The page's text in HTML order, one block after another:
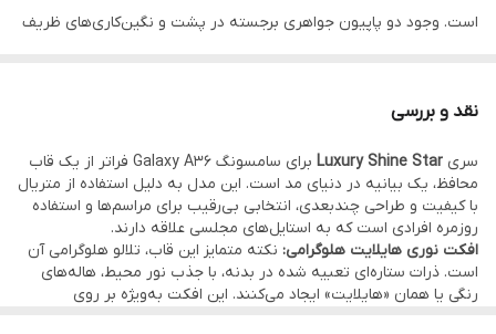
است. وجود دو پاپیون جواهری برجسته در پشت و نگین‌کاری‌های ظریف
پی
نقد و بررسی
سری Luxury Shine Star
برای سامسونگ Galaxy A36 فراتر از یک قاب
محافظ، یک بیانیه در دنیای مد است. این مدل به دلیل استفاده از متریال
با کیفیت و طراحی چندبعدی، انتخابی بی‌رقیب برای مراسم‌ها و استفاده
روزمره افرادی است که به استایل‌های مجلسی علاقه دارند.
افکت نوری هایلایت هلوگرامی: نکته متمایز این قاب، تلالو هلوگرامی آن
است. ذرات ستاره‌ای تعبیه شده در بدنه، با جذب نور محیط، هاله‌های
رنگی یا همان «هایلایت» ایجاد می‌کنند. این افکت به‌ویژه بر روی